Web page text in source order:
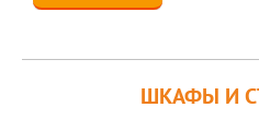
ШКАФЫ И